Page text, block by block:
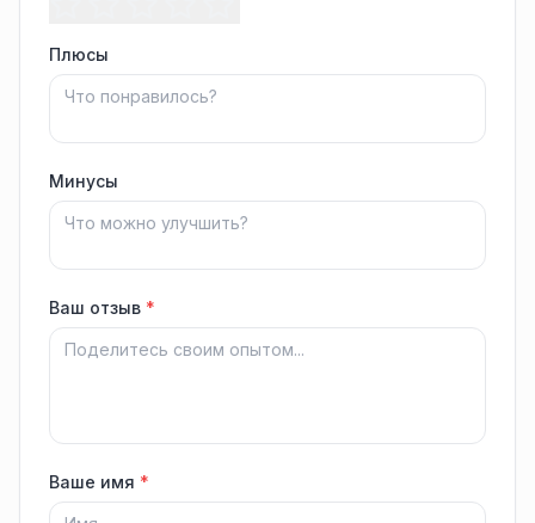
Плюсы
Минусы
Ваш отзыв *
Ваше имя *